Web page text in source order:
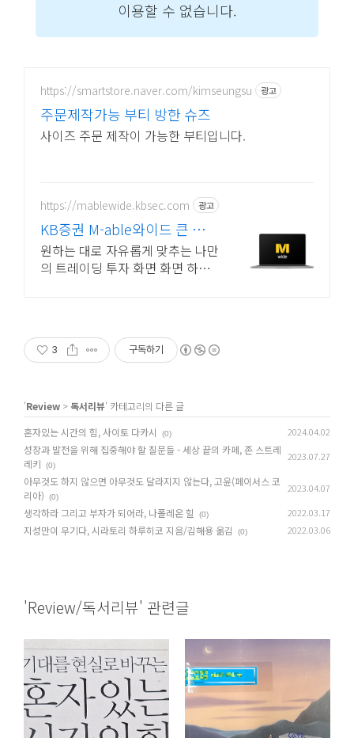
https://smartstore.naver.com/kimseungsu 광고
주문제작가능 부티 방한 슈즈
사이즈 주문 제작이 가능한 부티입니다.
https://mablewide.kbsec.com 광고
KB증권 M-able와이드 큰 화면
으로, 언제 어디서나
원하는 대로 자유롭게 맞추는 나만
의 트레이딩 투자 화면 화면 하나
3 구독하기
'Review >독서리뷰' 카테고리의 다른 글
혼자있는 시간의 힘, 사이토 다카시
(0) 2024.04.02
성장과 발전을 위해 집중해야 할 질문들 - 세상 끝의 카페, 존 스트레
레키
(0)
2023.07.27
아무것도 하지 않으면 아무것도 달라지지 않는다, 고윤(페이서스 코
리아)
(0)
2023.04.07
생각하라 그리고 부자가 되어라, 나폴레온 힐 (0) 2022.03.17
지성만이 무기다, 시라토리 하루히코 지음/김해용 옮김 (0) 2022.03.06
'Review/독서리뷰' 관련글